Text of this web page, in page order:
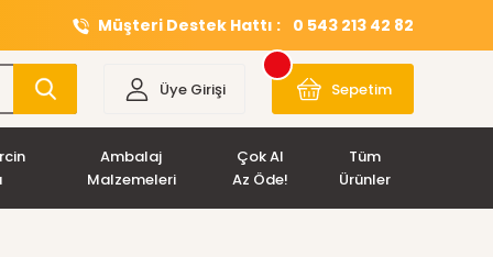
Müşteri Destek Hattı : 0 543 213 42 82
Üye Girişi Sepetim
Ambalaj
Malzemeleri
Çok Al
Az Öde!
Tüm
Ürünler